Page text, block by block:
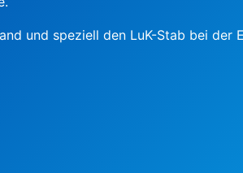
und speziell den LuK-Stab bei der